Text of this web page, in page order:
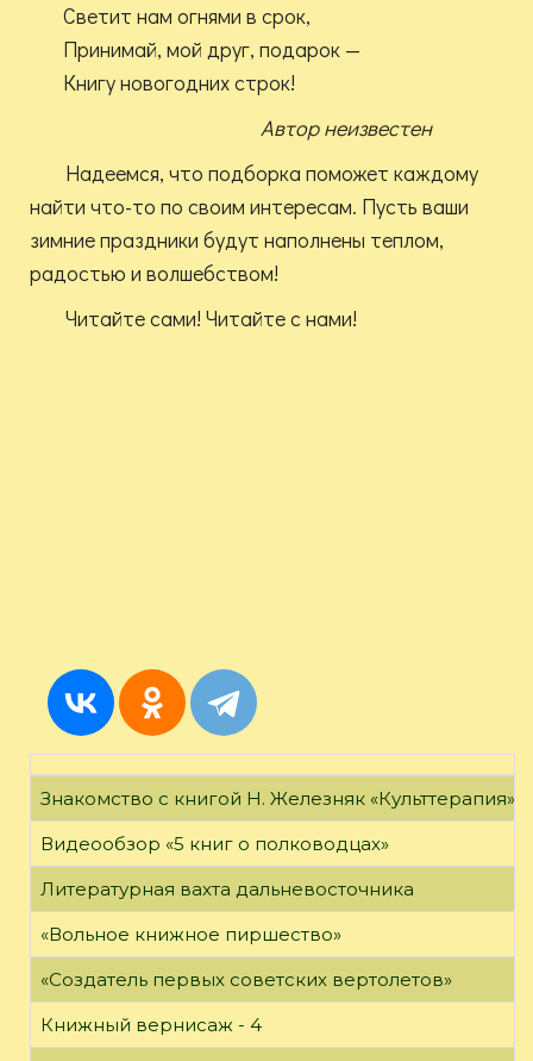
Светит нам огнями в срок,
Принимай, мой друг, подарок —
Книгу новогодних строк!
Автор неизвестен
Надеемся, что подборка поможет каждому
найти что-то по своим интересам. Пусть ваши
зимние праздники будут наполнены теплом,
радостью и волшебством!
Читайте сами! Читайте с нами!
Знакомство с книгой Н. Железняк «Культтерапия»
Видеообзор «5 книг о полководцах»
Литературная вахта дальневосточника
«Вольное книжное пиршество»
«Создатель первых советских вертолетов»
Книжный вернисаж - 4